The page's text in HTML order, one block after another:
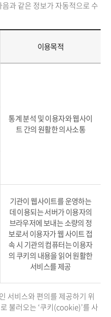
과 같은 정보가 자동적으로 수
이용목적
통계 분석 및 이용자와 웹사이
트 간의 원활한 의사소통
기관이 웹사이트를 운영하는
데 이용되는 서버가 이용자의
브라우저에 보내는 소량의 정
보로서 이용자가 웹 사이트 접
속 시 기관의 컴퓨터는 이용자
의 쿠키의 내용을 읽어 원활한
서비스를 제공
서비스와 편의를 제공하기 위
불러오는 ‘쿠키(cookie)’를 사